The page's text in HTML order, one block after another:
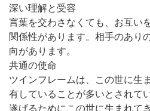
深い理解と受容
言葉を交わさなくても、お互い
関係性があります。相手のあり
向があります。
共通の使命
ツインフレームは、この世に生
有していることが多いとされて
遂げるためにこの世に生まれて